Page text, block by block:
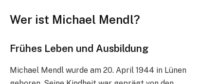
Wer ist Michael Mendl?
Frühes Leben und Ausbildung
Michael Mendl wurde am 20. April 1944 in Lünen